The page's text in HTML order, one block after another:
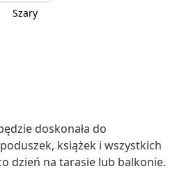
Szary
doskonała do
książek i wszystkich
dzień na tarasie lub balkonie.